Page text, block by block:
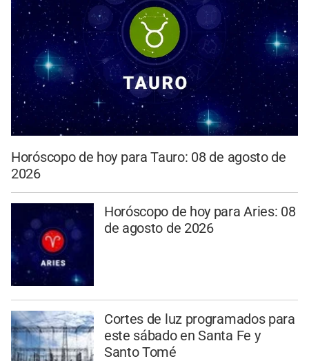
Horóscopo de hoy para Tauro: 08 de agosto de
2026
Horóscopo de hoy para Aries: 08
de agosto de 2026
Cortes de luz programados para
este sábado en Santa Fe y
Santo Tomé